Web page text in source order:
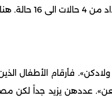
82 في المئة والسرقات زادت
فأرقام الأطفال
عددهن يزيد جداً لكن